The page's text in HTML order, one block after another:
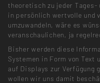
theoretisch zu jeder
in persönlich wertvolle und
umzuwandeln, wäre es
veranschaulichen, ja
Bisher werden diese
Systemen in Form von Text
auf Displays zur Verfügung
wollen wir uns damit